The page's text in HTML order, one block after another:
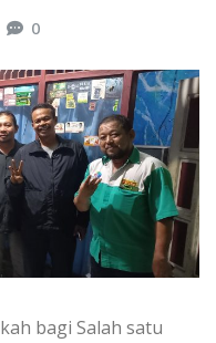
0
bagi Salah satu